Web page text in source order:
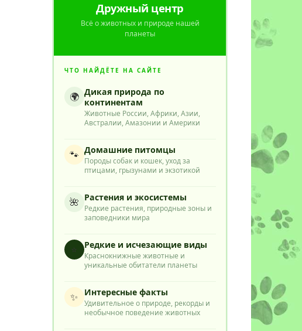
Дружный центр
Всё о животных и природе нашей
планеты
ЧТО НАЙДЁТЕ НА САЙТЕ
🌍 Дикая природа по
континентам
Животные России, Африки, Азии,
Австралии, Амазонии и Америки
🐾 Домашние питомцы
Породы собак и кошек, уход за
птицами, грызунами и экзотикой
🌺 Растения и экосистемы
Редкие растения, природные зоны и
заповедники мира
⭐ Редкие и исчезающие виды
Краснокнижные животные и
уникальные обитатели планеты
✨ Интересные факты
Удивительное о природе, рекорды и
необычное поведение животных